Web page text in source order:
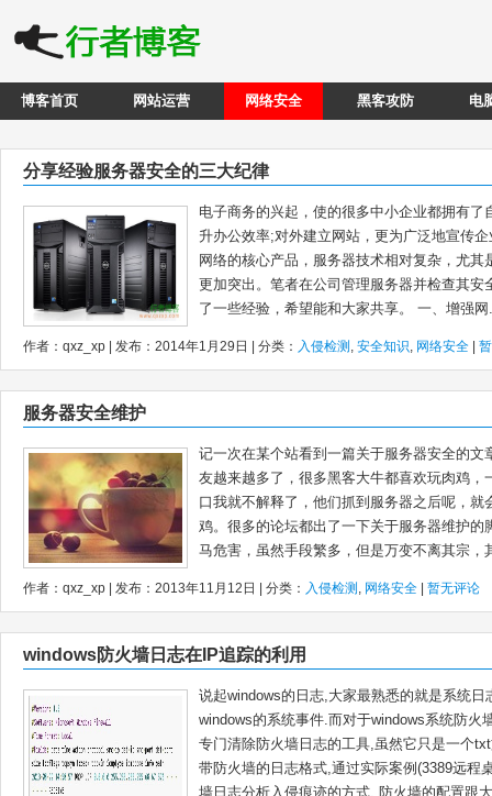
博客首页 网站运营 网络安全 黑客攻防 电
分享经验服务器安全的三大纪律
电子商务的兴起，使的很多中小企业都拥有
升办公效率;对外建立网站，更为广泛地宣传
网络的核心产品，服务器技术相对复杂，尤
更加突出。笔者在公司管理服务器并检查其
了一些经验，希望能和大家共享。 一、增强
作者：qxz_xp | 发布：2014年1月29日 | 分类： 入侵检测 , 安全知识, 网络安全
服务器安全维护
记一次在某个站看到一篇关于服务器安全的
友越来越多了，很多黑客大牛都喜欢玩肉鸡
口我就不解释了，他们抓到服务器之后呢，
鸡。很多的论坛都出了一下关于服务器维
马危害，虽然手段繁多，但是万变不离其宗，
作者：qxz_xp | 发布：2013年11月12日 | 分类： 入侵检测 , 网络安全 暂无评论
windows防火墙日志在IP追踪的利用
说起windows的日志,大家最熟悉的就是系统
windows的系统事件.而对于windows系统防
专门清除防火墙日志的工具,虽然它只是一个
带防火墙的日志格式,通过实际案例(3389远程
墙日志分析入侵痕迹的方式. 防火墙的配置跟